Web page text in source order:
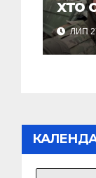
хто
не
ЛИП